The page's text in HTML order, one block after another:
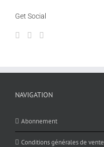
Get Social
NAVIGATION
Abonnement
Conditions générales de vente